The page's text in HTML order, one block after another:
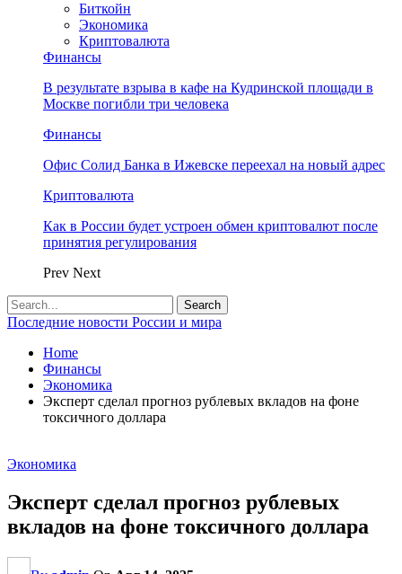
Биткойн
Экономика
Криптовалюта
Финансы
В результате взрыва в кафе на Кудринской площади в
Москве погибли три человека
Финансы
Офис Солид Банка в Ижевске переехал на новый адрес
Криптовалюта
Как в России будет устроен обмен криптовалют после
принятия регулирования
Prev Next
Последние новости России и мира
Home
Финансы
Экономика
Эксперт сделал прогноз рублевых вкладов на фоне
токсичного доллара
Экономика
Эксперт сделал прогноз рублевых
вкладов на фоне токсичного доллара